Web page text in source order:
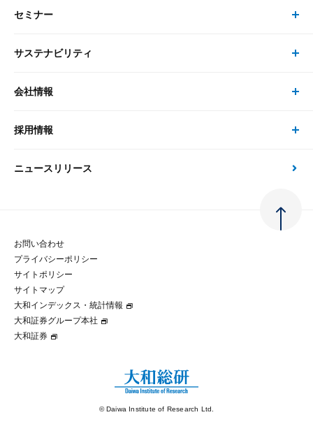
大和総研の強み
先端テクノロジーに基づく新たな価値の創出
政策分析
金融経済教育等
コラム
大和インデックス・統計情報
研究員
書籍・刊行物 トップ
書籍
セミナー
セミナー トップ
現在受付中のセミナー・イベント
サステナビリティ
サステナビリティの取り組み
次世代社会への貢献
マルチステークホルダー方針
パートナーシップ構築宣言
会社情報
会社情報 トップ
会社概要・役員一覧
大和総研の歩み
グループ会社
採用情報
採用情報 トップ
経験者採用
ニュースリリース
お問い合わせ
プライバシーポリシー
サイトポリシー
サイトマップ
大和インデックス・統計情報
大和証券グループ本社
大和証券
© Daiwa Institute of Research Ltd.